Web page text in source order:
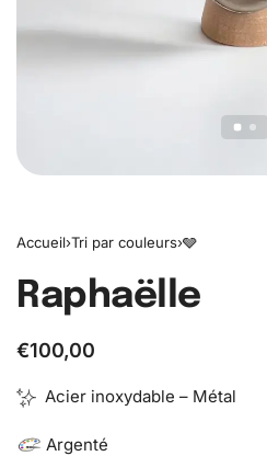
Accueil›Tri par couleurs›🩶
Raphaëlle
€100,00
Acier inoxydable – Métal
Argenté